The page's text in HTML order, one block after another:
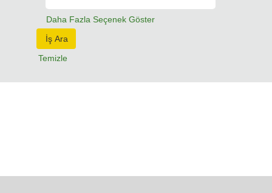
Daha Fazla Seçenek Göster
Temizle